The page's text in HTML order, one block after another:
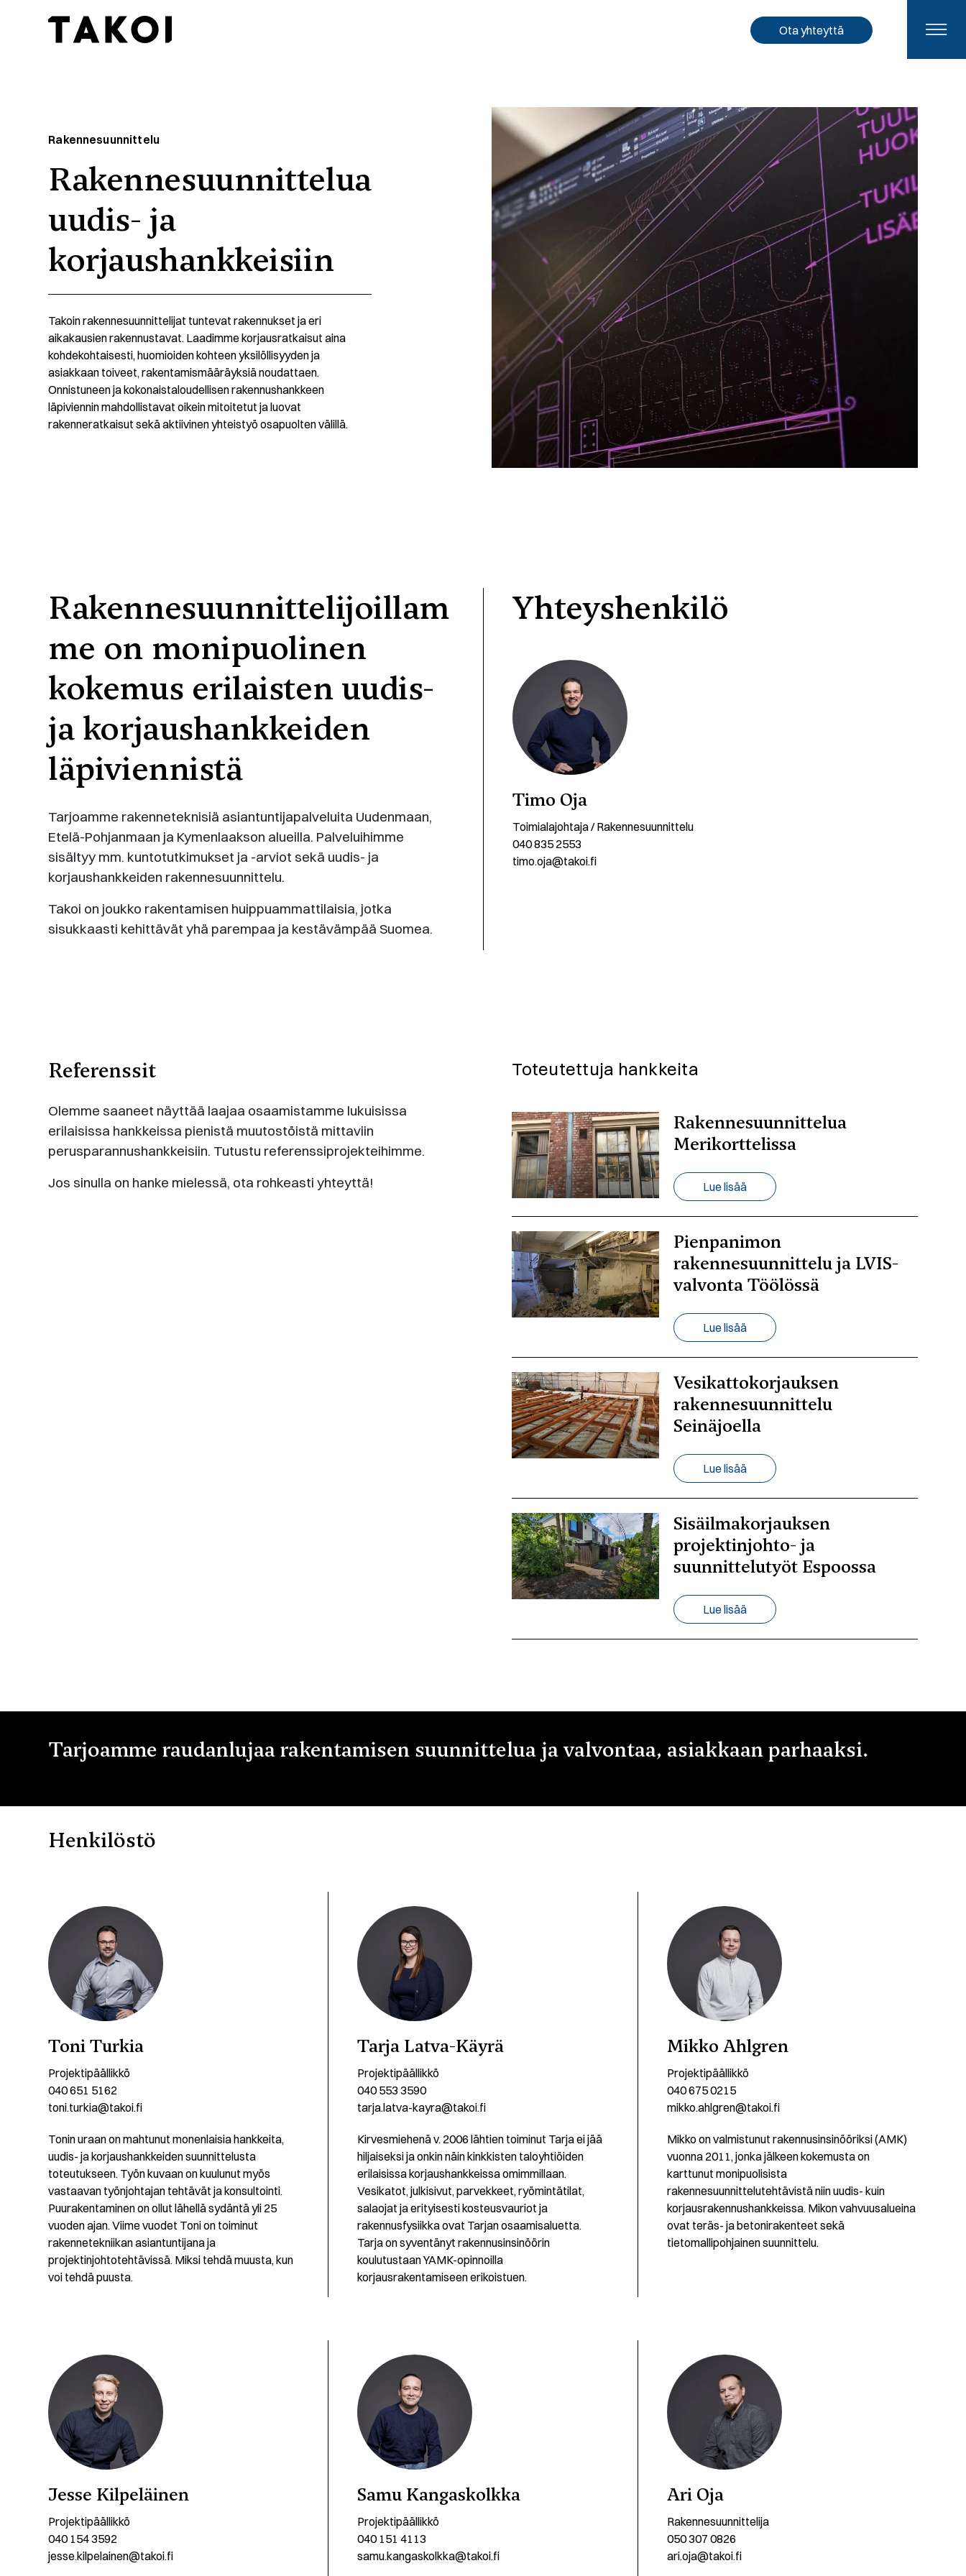
Toggle navigation Ota yhteyttä
Rakennesuunnittelu
Rakennesuunnittelua
uudis- ja
korjaushankkeisiin
Takoin rakennesuunnittelijat tuntevat rakennukset ja eri
aikakausien rakennustavat. Laadimme korjausratkaisut aina
kohdekohtaisesti, huomioiden kohteen yksilöllisyyden ja
asiakkaan toiveet, rakentamismääräyksiä noudattaen.
Onnistuneen ja kokonaistaloudellisen rakennushankkeen
läpiviennin mahdollistavat oikein mitoitetut ja luovat
rakenneratkaisut sekä aktiivinen yhteistyö osapuolten välillä.
Rakennesuunnittelijoillam
me on monipuolinen
kokemus erilaisten uudis-
ja korjaushankkeiden
läpiviennistä
Tarjoamme rakenneteknisiä asiantuntijapalveluita Uudenmaan,
Etelä-Pohjanmaan ja Kymenlaakson alueilla. Palveluihimme
sisältyy mm. kuntotutkimukset ja -arviot sekä uudis- ja
korjaushankkeiden rakennesuunnittelu.
Takoi on joukko rakentamisen huippuammattilaisia, jotka
sisukkaasti kehittävät yhä parempaa ja kestävämpää Suomea.
Yhteyshenkilö
Timo Oja
Toimialajohtaja / Rakennesuunnittelu
040 835 2553
timo.oja@takoi.fi
Referenssit
Olemme saaneet näyttää laajaa osaamistamme lukuisissa
erilaisissa hankkeissa pienistä muutostöistä mittaviin
perusparannushankkeisiin. Tutustu referenssiprojekteihimme.
Jos sinulla on hanke mielessä, ota rohkeasti yhteyttä!
Toteutettuja hankkeita
Rakennesuunnittelua
Merikorttelissa
Lue lisää
Pienpanimon
rakennesuunnittelu ja LVIS-
valvonta Töölössä
Lue lisää
Vesikattokorjauksen
rakennesuunnittelu
Seinäjoella
Lue lisää
Sisäilmakorjauksen
projektinjohto- ja
suunnittelutyöt Espoossa
Lue lisää
Tarjoamme raudanlujaa rakentamisen suunnittelua ja valvontaa, asiakkaan parhaaksi.
Henkilöstö
Toni Turkia
Projektipäällikkö
040 651 5162
toni.turkia@takoi.fi
Tonin uraan on mahtunut monenlaisia hankkeita,
uudis- ja korjaushankkeiden suunnittelusta
toteutukseen. Työn kuvaan on kuulunut myös
vastaavan työnjohtajan tehtävät ja konsultointi.
Puurakentaminen on ollut lähellä sydäntä yli 25
vuoden ajan. Viime vuodet Toni on toiminut
rakennetekniikan asiantuntijana ja
projektinjohtotehtävissä. Miksi tehdä muusta, kun
voi tehdä puusta.
Tarja Latva-Käyrä
Projektipäällikkö
040 553 3590
tarja.latva-kayra@takoi.fi
Kirvesmiehenä v. 2006 lähtien toiminut Tarja ei jää
hiljaiseksi ja onkin näin kinkkisten taloyhtiöiden
erilaisissa korjaushankkeissa omimmillaan.
Vesikatot, julkisivut, parvekkeet, ryömintätilat,
salaojat ja erityisesti kosteusvauriot ja
rakennusfysiikka ovat Tarjan osaamisaluetta.
Tarja on syventänyt rakennusinsinöörin
koulutustaan YAMK-opinnoilla
korjausrakentamiseen erikoistuen.
Mikko Ahlgren
Projektipäällikkö
040 675 0215
mikko.ahlgren@takoi.fi
Mikko on valmistunut rakennusinsinööriksi (AMK)
vuonna 2011, jonka jälkeen kokemusta on
karttunut monipuolisista
rakennesuunnittelutehtävistä niin uudis- kuin
korjausrakennushankkeissa. Mikon vahvuusalueina
ovat teräs- ja betonirakenteet sekä
tietomallipohjainen suunnittelu.
Jesse Kilpeläinen
Projektipäällikkö
040 154 3592
jesse.kilpelainen@takoi.fi
Samu Kangaskolkka
Projektipäällikkö
040 151 4113
samu.kangaskolkka@takoi.fi
Ari Oja
Rakennesuunnittelija
050 307 0826
ari.oja@takoi.fi